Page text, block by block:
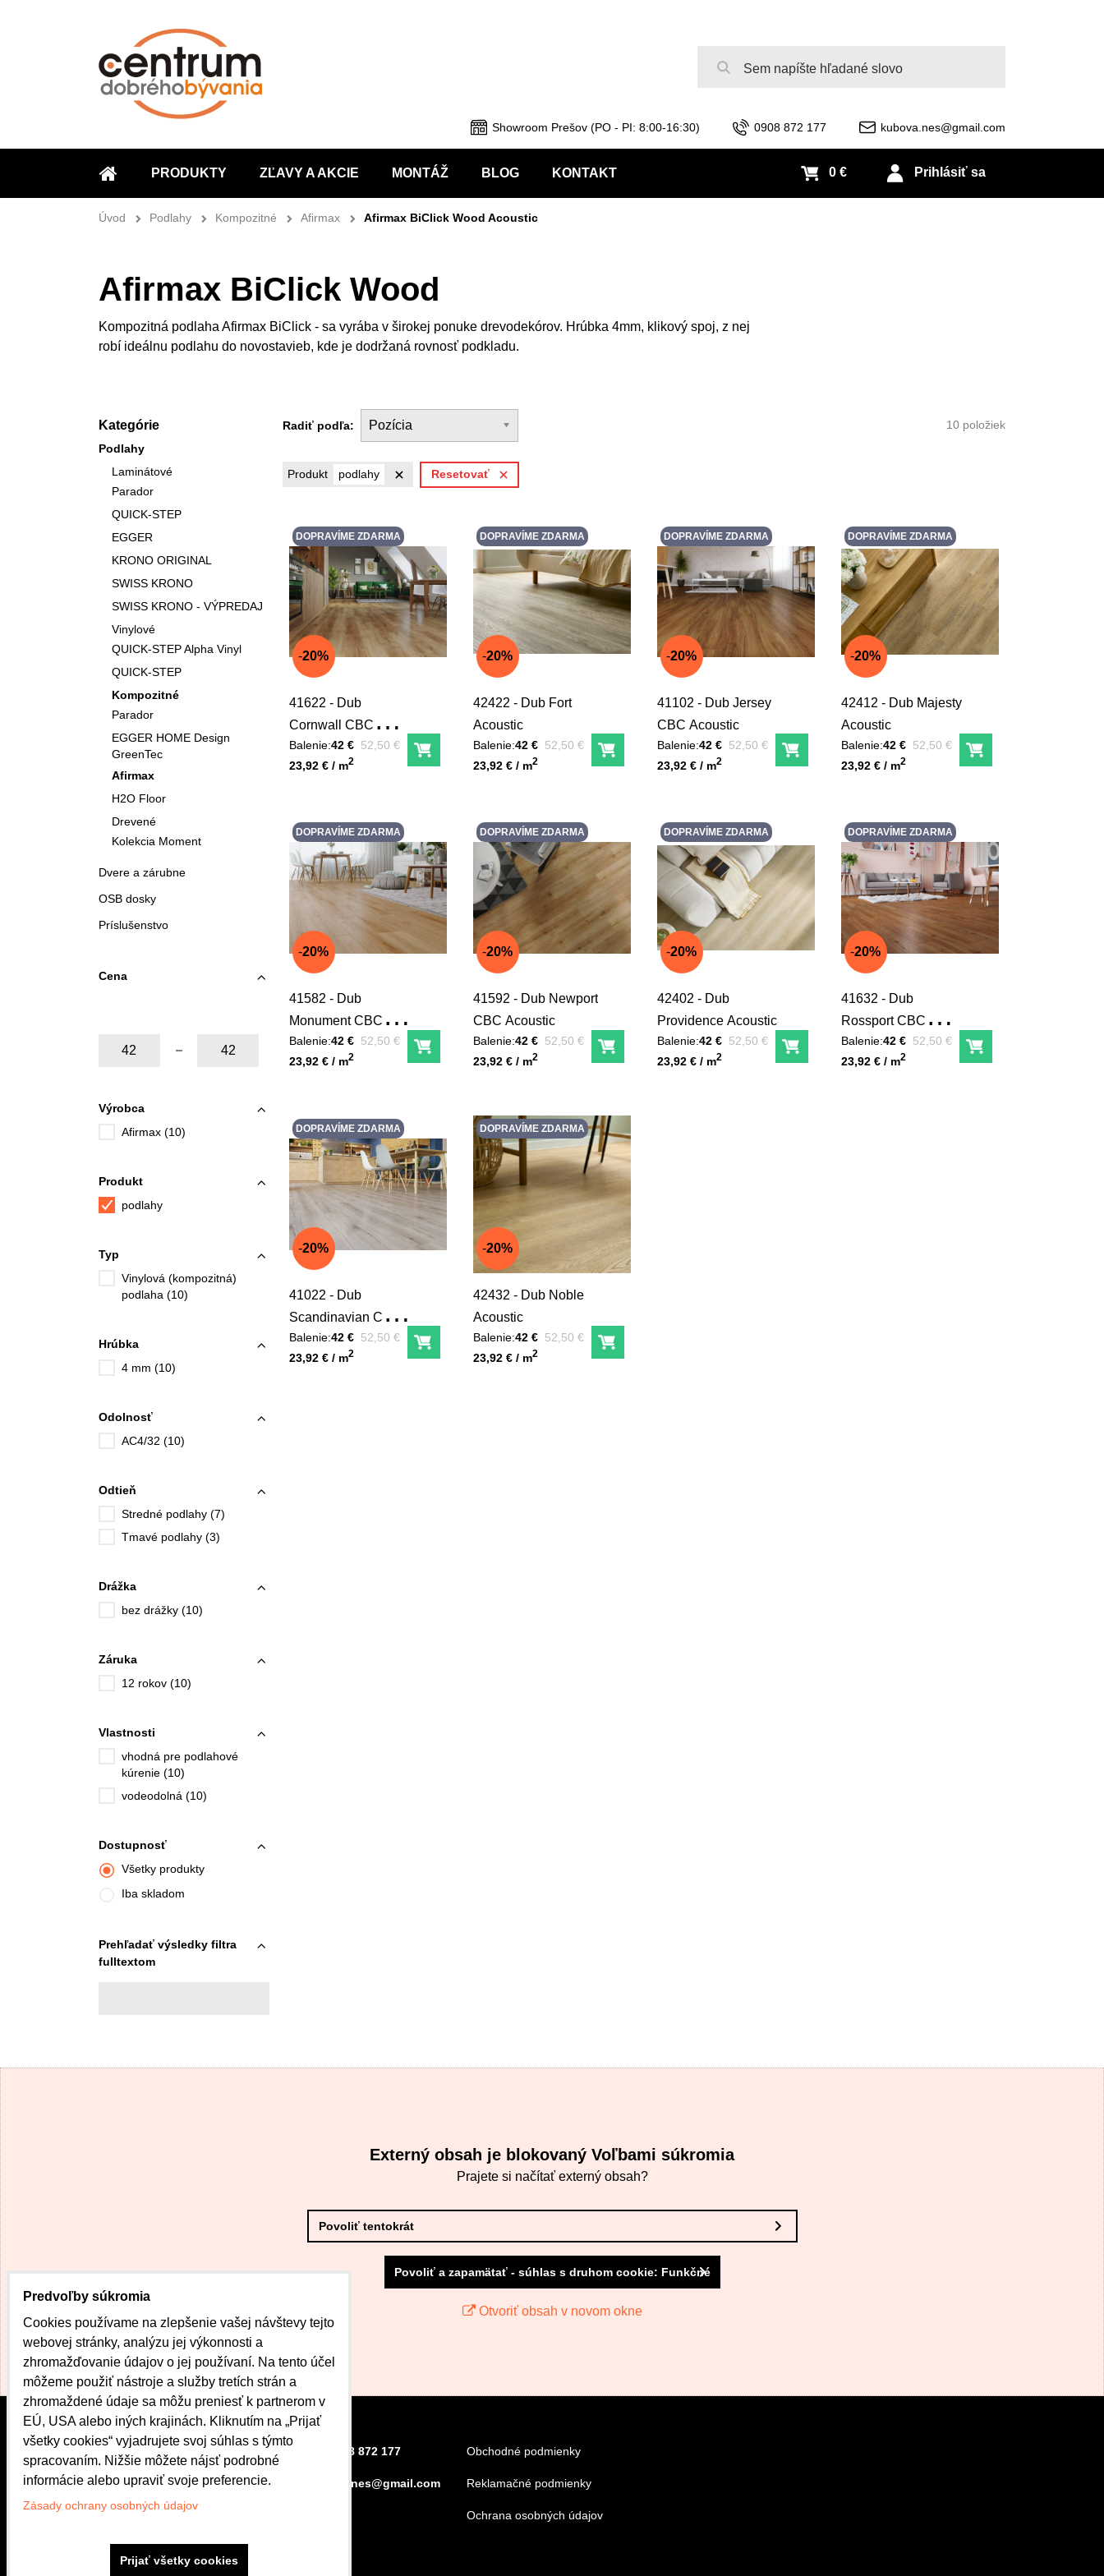
ÚVOD
PRODUKTY ZĽAVY A AKCIE MONTÁŽ BLOG KONTAKT
Showroom Prešov (PO - PI: 8:00-16:30) 0908 872 177 kubova.nes@gmail.com
Prihlásiť sa
0 €
Úvod Podlahy Kompozitné Afirmax Afirmax BiClick Wood Acoustic
Afirmax BiClick Wood
Kompozitná podlaha Afirmax BiClick - sa vyrába v širokej ponuke drevodekórov. Hrúbka 4mm, klikový spoj, z nej
robí ideálnu podlahu do novostavieb, kde je dodržaná rovnosť podkladu.
Radiť podľa: Pozícia 10 položiek
Produkt podlahy Resetovať
41622 - Dub
Cornwall CBC
Acoustic
Balenie:42 € Pred zľavou:
52,50 €
Unit price
23,92 € / m2 Do košíka
DOPRAVÍME ZDARMA
20%
42422 - Dub Fort
Acoustic
Balenie:42 € Pred zľavou:
52,50 €
Unit price
23,92 € / m2 Do košíka
DOPRAVÍME ZDARMA
20%
41102 - Dub Jersey
CBC Acoustic
Balenie:42 € Pred zľavou:
52,50 €
Unit price
23,92 € / m2 Do košíka
DOPRAVÍME ZDARMA
20%
42412 - Dub Majesty
Acoustic
Balenie:42 € Pred zľavou:
52,50 €
Unit price
23,92 € / m2 Do košíka
DOPRAVÍME ZDARMA
20%
41582 - Dub
Monument CBC
Acoustic
Balenie:42 € Pred zľavou:
52,50 €
Unit price
23,92 € / m2 Do košíka
DOPRAVÍME ZDARMA
20%
41592 - Dub Newport
CBC Acoustic
Balenie:42 € Pred zľavou:
52,50 €
Unit price
23,92 € / m2 Do košíka
DOPRAVÍME ZDARMA
20%
42402 - Dub
Providence Acoustic
Balenie:42 € Pred zľavou:
52,50 €
Unit price
23,92 € / m2 Do košíka
DOPRAVÍME ZDARMA
20%
41632 - Dub
Rossport CBC
Acoustic
Balenie:42 € Pred zľavou:
52,50 €
Unit price
23,92 € / m2 Do košíka
DOPRAVÍME ZDARMA
20%
41022 - Dub
Scandinavian CBC
Acoustic
Balenie:42 € Pred zľavou:
52,50 €
Unit price
23,92 € / m2 Do košíka
DOPRAVÍME ZDARMA
20%
42432 - Dub Noble
Acoustic
Balenie:42 € Pred zľavou:
52,50 €
Unit price
23,92 € / m2 Do košíka
DOPRAVÍME ZDARMA
20%
Kategórie
Podlahy
Laminátové
Parador
QUICK-STEP
EGGER
KRONO ORIGINAL
SWISS KRONO
SWISS KRONO - VÝPREDAJ
Vinylové
QUICK-STEP Alpha Vinyl
QUICK-STEP
Kompozitné
Parador
EGGER HOME Design
GreenTec
Afirmax
H2O Floor
Drevené
Kolekcia Moment
Dvere a zárubne
OSB dosky
Príslušenstvo
Cena
Výrobca
Afirmax (10)
Produkt
podlahy
Typ
Vinylová (kompozitná)
podlaha (10)
Hrúbka
4 mm (10)
Odolnosť
AC4/32 (10)
Odtieň
Stredné podlahy (7)
Tmavé podlahy (3)
Drážka
bez drážky (10)
Záruka
12 rokov (10)
Vlastnosti
vhodná pre podlahové
kúrenie (10)
vodeodolná (10)
Dostupnosť
Všetky produkty
Iba skladom
Prehľadať výsledky filtra
fulltextom
Externý obsah je blokovaný Voľbami súkromia
Prajete si načítať externý obsah?
Povoliť tentokrát
Povoliť a zapamätať - súhlas s druhom cookie: Funkčné
Otvoriť obsah v novom okne
CENTRUM DOBRÉHO
BÝVANIA
Bardejovská 42
080 01 Prešov
Po.-Pi.: 8:00 - 16:30
+421 908 872 177
kubova.nes@gmail.com
Obchodné podmienky
Reklamačné podmienky
Ochrana osobných údajov
Predvoľby súkromia
Cookies používame na zlepšenie vašej návštevy tejto
webovej stránky, analýzu jej výkonnosti a
zhromažďovanie údajov o jej používaní. Na tento účel
môžeme použiť nástroje a služby tretích strán a
zhromaždené údaje sa môžu preniesť k partnerom v
EÚ, USA alebo iných krajinách. Kliknutím na „Prijať
všetky cookies“ vyjadrujete svoj súhlas s týmto
spracovaním. Nižšie môžete nájsť podrobné
informácie alebo upraviť svoje preferencie.
Zásady ochrany osobných údajov
Prijať všetky cookies